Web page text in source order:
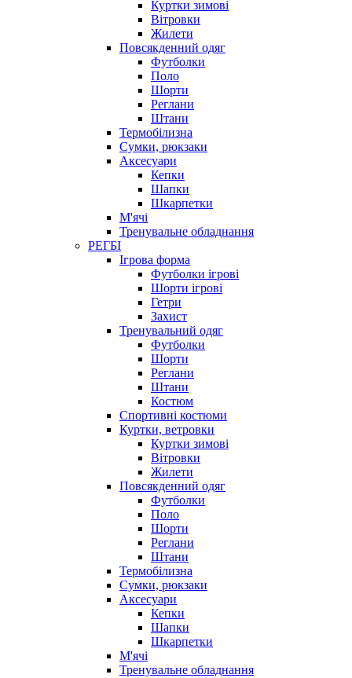
Куртки зимові
Вітровки
Жилети
Повсякденний одяг
Футболки
Поло
Шорти
Реглани
Штани
Термобілизна
Сумки, рюкзаки
Аксесуари
Кепки
Шапки
Шкарпетки
М'ячі
Тренувальне обладнання
РЕГБІ
Ігрова форма
Футболки ігрові
Шорти ігрові
Гетри
Захист
Тренувальний одяг
Футболки
Шорти
Реглани
Штани
Костюм
Спортивні костюми
Куртки, ветровки
Куртки зимові
Вітровки
Жилети
Повсякденний одяг
Футболки
Поло
Шорти
Реглани
Штани
Термобілизна
Сумки, рюкзаки
Аксесуари
Кепки
Шапки
Шкарпетки
М'ячі
Тренувальне обладнання